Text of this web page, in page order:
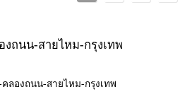
ถนน-สายไหม-กรุงเทพ
ลองถนน-สายไหม-กรุงเทพ